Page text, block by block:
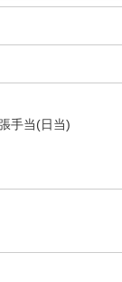
手当(日当)